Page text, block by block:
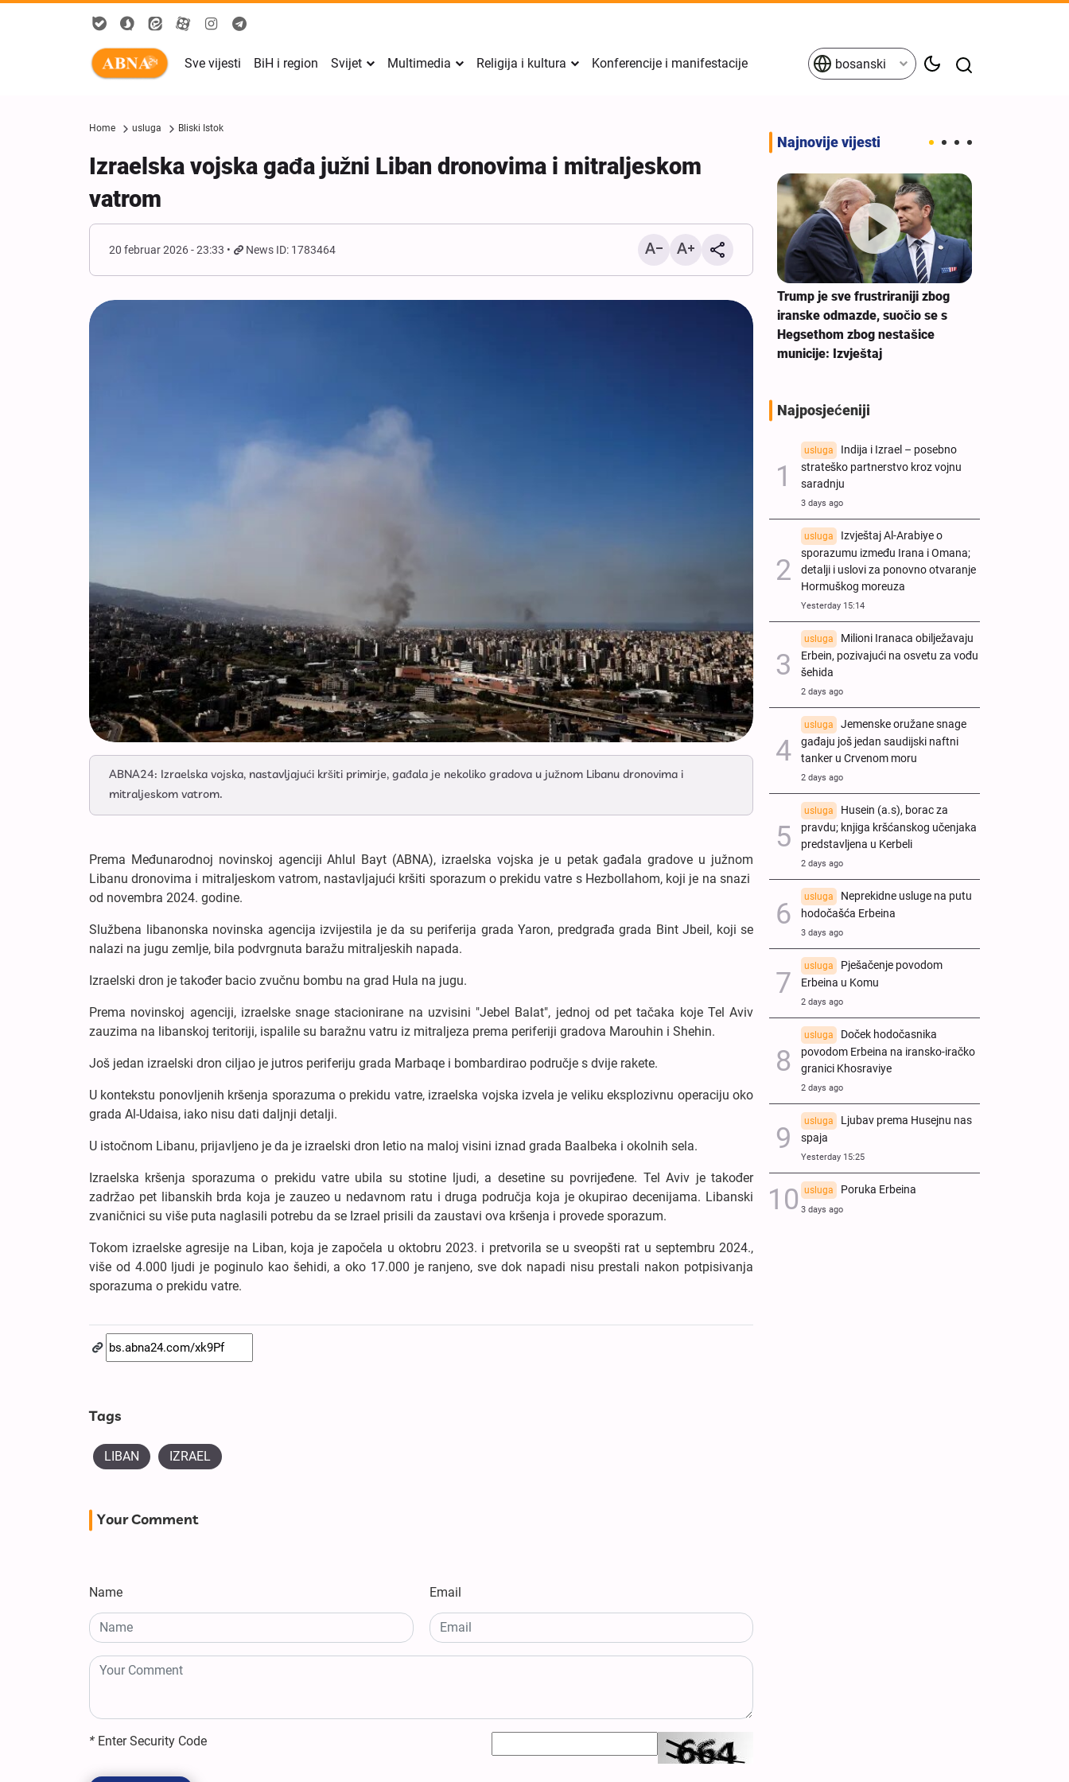
Sve vijesti BiH i region Svijet Multimedia Religija i kultura Konferencije i manifestacije bosanski
Home usluga Bliski Istok
Izraelska vojska gađa južni Liban dronovima i mitraljeskom
vatrom
20 februar 2026 - 23:33 News ID: 1783464
ABNA24: Izraelska vojska, nastavljajući kršiti primirje, gađala je nekoliko gradova u južnom Libanu dronovima i
mitraljeskom vatrom.
Prema Međunarodnoj novinskoj agenciji Ahlul Bayt (ABNA), izraelska vojska je u petak gađala gradove u južnom
Libanu dronovima i mitraljeskom vatrom, nastavljajući kršiti sporazum o prekidu vatre s Hezbollahom, koji je na snazi ​​
od novembra 2024. godine.
Službena libanonska novinska agencija izvijestila je da su periferija grada Yaron, predgrađa grada Bint Jbeil, koji se
nalazi na jugu zemlje, bila podvrgnuta baražu mitraljeskih napada.
Izraelski dron je također bacio zvučnu bombu na grad Hula na jugu.
Prema novinskoj agenciji, izraelske snage stacionirane na uzvisini "Jebel Balat", jednoj od pet tačaka koje Tel Aviv
zauzima na libanskoj teritoriji, ispalile su baražnu vatru iz mitraljeza prema periferiji gradova Marouhin i Shehin.
Još jedan izraelski dron ciljao je jutros periferiju grada Marbaqe i bombardirao područje s dvije rakete.
U kontekstu ponovljenih kršenja sporazuma o prekidu vatre, izraelska vojska izvela je veliku eksplozivnu operaciju oko
grada Al-Udaisa, iako nisu dati daljnji detalji.
U istočnom Libanu, prijavljeno je da je izraelski dron letio na maloj visini iznad grada Baalbeka i okolnih sela.
Izraelska kršenja sporazuma o prekidu vatre ubila su stotine ljudi, a desetine su povrijeđene. Tel Aviv je također
zadržao pet libanskih brda koja je zauzeo u nedavnom ratu i druga područja koja je okupirao decenijama. Libanski
zvaničnici su više puta naglasili potrebu da se Izrael prisili da zaustavi ova kršenja i provede sporazum.
Tokom izraelske agresije na Liban, koja je započela u oktobru 2023. i pretvorila se u sveopšti rat u septembru 2024.,
više od 4.000 ljudi je poginulo kao šehidi, a oko 17.000 je ranjeno, sve dok napadi nisu prestali nakon potpisivanja
sporazuma o prekidu vatre.
Tags
LIBAN IZRAEL
Your Comment
Name Email
* Enter Security Code
Najnovije vijesti
Izvještaj Al-Arabiye o sporazumu
Trump je sve frustriraniji zbog
iranske odmazde, suočio se s
Hegsethom zbog nestašice
municije: Izvještaj
Najposjećeniji
usluga
Indija i Izrael – posebno
strateško partnerstvo kroz vojnu
saradnju
3 days ago
usluga
Izvještaj Al-Arabiye o
sporazumu između Irana i Omana;
detalji i uslovi za ponovno otvaranje
Hormuškog moreuza
Yesterday 15:14
usluga
Milioni Iranaca obilježavaju
Erbein, pozivajući na osvetu za vođu
šehida
2 days ago
usluga
Jemenske oružane snage
gađaju još jedan saudijski naftni
tanker u Crvenom moru
2 days ago
usluga
Husein (a.s), borac za
pravdu; knjiga kršćanskog učenjaka
predstavljena u Kerbeli
2 days ago
usluga
Neprekidne usluge na putu
hodočašća Erbeina
3 days ago
usluga
Pješačenje povodom
Erbeina u Komu
2 days ago
usluga
Doček hodočasnika
povodom Erbeina na iransko-iračko
granici Khosraviye
2 days ago
usluga
Ljubav prema Husejnu nas
spaja
Yesterday 15:25
usluga Poruka Erbeina
3 days ago